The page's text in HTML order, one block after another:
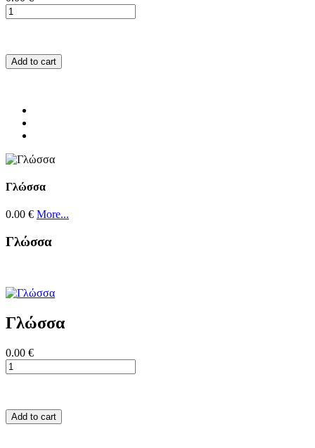
Add to cart
Γλώσσα
0.00 € More...
Γλώσσα
Γλώσσα
0.00 €
Add to cart